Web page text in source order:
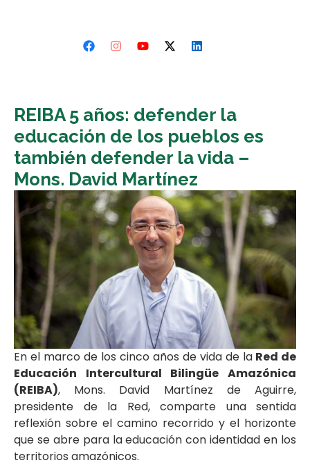
REIBA 5 años: defender la
educación de los pueblos es
también defender la vida –
Mons. David Martínez
En el marco de los cinco años de vida de la Red de
Educación Intercultural Bilingüe Amazónica
(REIBA), Mons. David Martínez de Aguirre,
presidente de la Red, comparte una sentida
reflexión sobre el camino recorrido y el horizonte
que se abre para la educación con identidad en los
territorios amazónicos.